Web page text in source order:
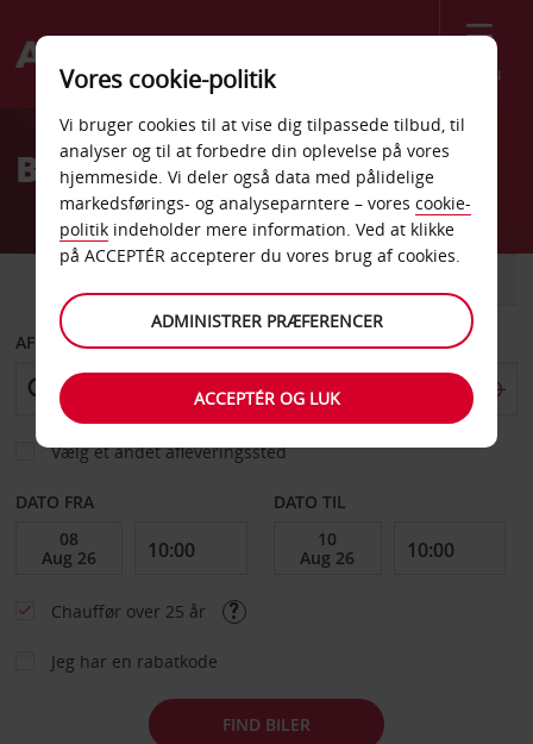
Menu
Welcome
AvisBilleje Albertville
AFHENT FRA
Vælg et andet afleveringssted
DATO FRA DATO TIL
Chauffør over 25 år
Jeg har en rabatkode
FIND BILER
Vores cookie-politik
Vi bruger cookies til at vise dig tilpassede tilbud, til
analyser og til at forbedre din oplevelse på vores
hjemmeside. Vi deler også data med pålidelige
markedsførings- og analyseparntere – vores cookie-
politik indeholder mere information. Ved at klikke
på ACCEPTÉR accepterer du vores brug af cookies.
ADMINISTRER PRÆFERENCER
ACCEPTÉR OG LUK